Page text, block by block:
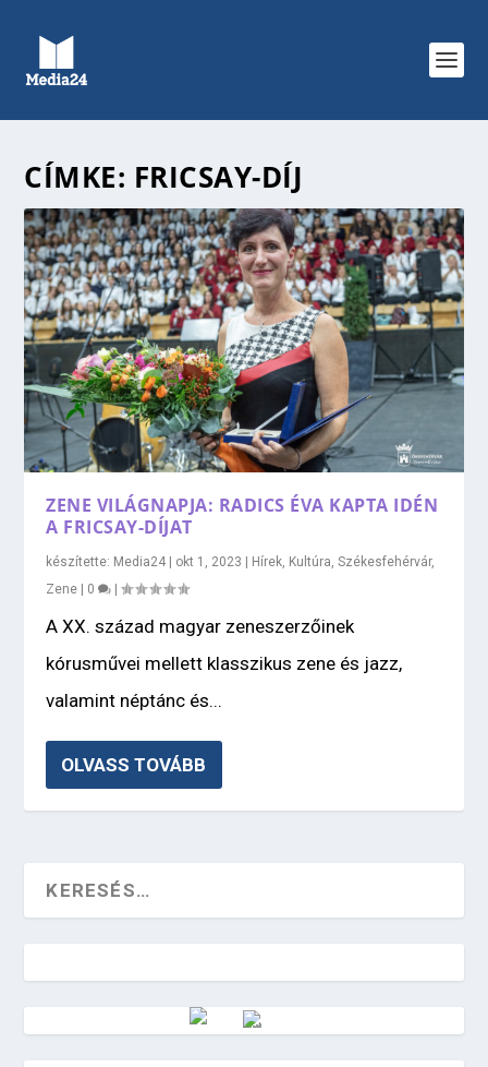
CÍMKE: FRICSAY-DÍJ
ZENE VILÁGNAPJA: RADICS ÉVA KAPTA IDÉN
A FRICSAY-DÍJAT
készítette: Media24 | okt 1, 2023 | Hírek Kultúra ,Székesfehérvár,
Zene | 0 |
A XX. század magyar zeneszerzőinek
kórusművei mellett klasszikus zene és jazz,
valamint néptánc és...
OLVASS TOVÁBB
Vörösmarty Rádió